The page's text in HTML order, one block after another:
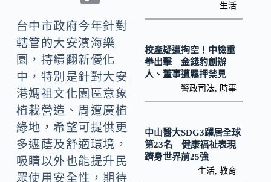
b
o
o
k
p
y
Li
n
k
台中市政府今年針對
轄管的大安濱海樂
園，持續翻新優化
中，特別是針對大安
港媽祖文化園區意象
植栽營造、周遭廣植
綠地，希望可提供更
多遮蔭及舒適環境，
吸睛以外也能提升民
眾使用安全性，期待
生活
校產疑遭掏空！中檢重
拳出擊 金錢豹創辦
人、董事遭羈押禁見
警政司法 時事
中山醫大SDG3躍居全球
第23名 健康福祉表現
躋身世界前25強
生活 ,教育